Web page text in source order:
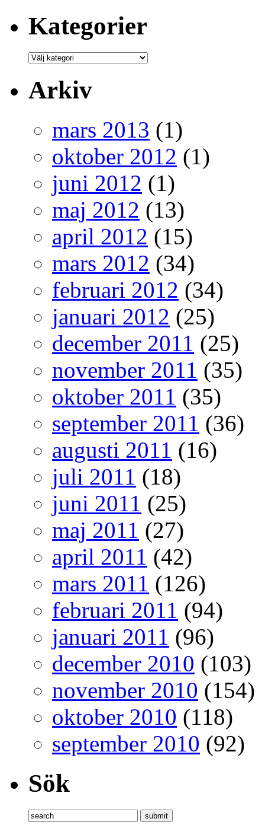
Kategorier
Arkiv
mars 2013 (1)
oktober 2012 (1)
juni 2012 (1)
maj 2012 (13)
april 2012 (15)
mars 2012 (34)
februari 2012 (34)
januari 2012 (25)
december 2011 (25)
november 2011 (35)
oktober 2011 (35)
september 2011 (36)
augusti 2011 (16)
juli 2011 (18)
juni 2011 (25)
maj 2011 (27)
april 2011 (42)
mars 2011 (126)
februari 2011 (94)
januari 2011 (96)
december 2010 (103)
november 2010 (154)
oktober 2010 (118)
september 2010 (92)
Sök